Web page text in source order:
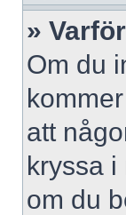
»
Om du
att
kryssa
om du